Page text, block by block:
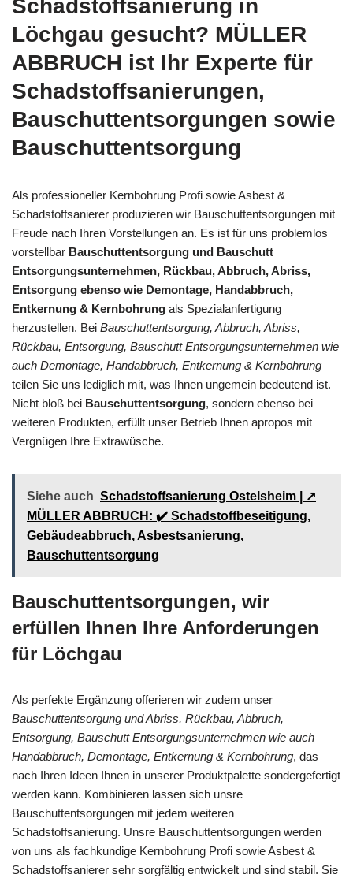
Schadstoffsanierung in
Löchgau gesucht? MÜLLER
ABBRUCH ist Ihr Experte für
Schadstoffsanierungen,
Bauschuttentsorgungen sowie
Bauschuttentsorgung
Als professioneller Kernbohrung Profi sowie Asbest &
Schadstoffsanierer produzieren wir Bauschuttentsorgungen mit
Freude nach Ihren Vorstellungen an. Es ist für uns problemlos
vorstellbar Bauschuttentsorgung und Bauschutt
Entsorgungsunternehmen, Rückbau, Abbruch, Abriss,
Entsorgung ebenso wie Demontage, Handabbruch,
Entkernung & Kernbohrung als Spezialanfertigung
herzustellen. Bei Bauschuttentsorgung, Abbruch, Abriss,
Rückbau, Entsorgung, Bauschutt Entsorgungsunternehmen wie
auch Demontage, Handabbruch, Entkernung & Kernbohrung
teilen Sie uns lediglich mit, was Ihnen ungemein bedeutend ist.
Nicht bloß bei Bauschuttentsorgung, sondern ebenso bei
weiteren Produkten, erfüllt unser Betrieb Ihnen apropos mit
Vergnügen Ihre Extrawüsche.
Siehe auch Schadstoffsanierung Ostelsheim | ↗️
MÜLLER ABBRUCH: ✔️ Schadstoffbeseitigung,
Gebäudeabbruch, Asbestsanierung,
Bauschuttentsorgung
Bauschuttentsorgungen, wir
erfüllen Ihnen Ihre Anforderungen
für Löchgau
Als perfekte Ergänzung offerieren wir zudem unser
Bauschuttentsorgung und Abriss, Rückbau, Abbruch,
Entsorgung, Bauschutt Entsorgungsunternehmen wie auch
Handabbruch, Demontage, Entkernung & Kernbohrung, das
nach Ihren Ideen Ihnen in unserer Produktpalette sondergefertigt
werden kann. Kombinieren lassen sich unsre
Bauschuttentsorgungen mit jedem weiteren
Schadstoffsanierung. Unsre Bauschuttentsorgungen werden
von uns als fachkundige Kernbohrung Profi sowie Asbest &
Schadstoffsanierer sehr sorgfältig entwickelt und sind stabil. Sie